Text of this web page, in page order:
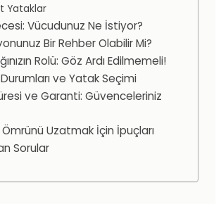
Yataklar
Vücudunuz Ne İstiyor?
Bir Rehber Olabilir Mi?
Rolü: Göz Ardı Edilmemeli!
Durumları ve Yatak Seçimi
ve Garanti: Güvenceleriniz
Ömrünü Uzatmak İçin İpuçları
Sorular